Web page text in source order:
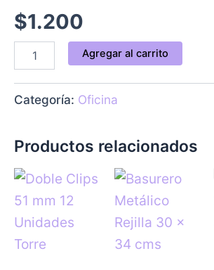
$1.200
Agregar al carrito
Categoría: Oficina
Productos relacionados